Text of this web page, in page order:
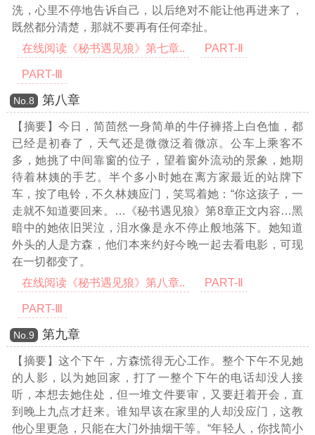
洗，心里不停地告诉自己，以后绝对不能让他再进来了，
既然都分清楚，那就不要再有任何牵扯。
在线阅读《秘书遇见狼》第七章..
PART-Ⅱ
PART-Ⅲ
Νο.8 第八章
【摘要】今日，简茴然一身简单的牛仔褲搭上白色恤，都
已经是初春了，天气还是微微泛着微凉。公车上乘客不
多，她挑了中间靠窗的位子，望着窗外流动的景象，她期
待着林姨的手艺。半个多小时她在离方家最近的站牌下
车，按了电铃，不久林姨应门，笑骂着她：“你这孩子，一
走就不知道要回来。
…《秘书遇见狼》第8章正文内容…黑
暗中的她依旧哭泣，泪水像是永不停止般地落下。她知道
外头的人是方森，他们本来约好今晚一起去看电影，可现
在一切都变了。
在线阅读《秘书遇见狼》第八章..
PART-Ⅱ
PART-Ⅲ
Νο.9 第九章
【摘要】这个下午，方森慌得无心工作。整个下午不见她
的人影，以为她回家，打了一整个下午的电话却没人接
听，本想去她住处，但一堆文件要审，又要赶着开会，直
到晚上九点才赶来。谁知早该在家里的人却没应门，这教
他心里更急，只能在大门外抽烟干等。“年轻人，你找简小